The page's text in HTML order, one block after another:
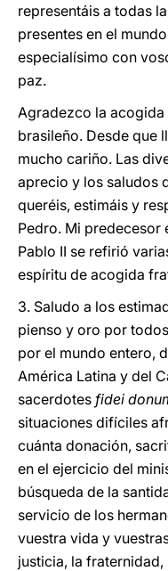
representáis a todas
presentes en el
especialísimo con
paz.
Agradezco la
brasileño. Desde que
mucho cariño. Las
aprecio y los saludos
queréis, estimáis y
Pedro. Mi predecesor
Pablo II se refirió
espíritu de acogida
3. Saludo a los
pienso y oro por
por el mundo entero,
América Latina y del
sacerdotes fidei
situaciones difíciles
cuánta donación,
en el ejercicio del
búsqueda de la
servicio de los
vuestra vida y
justicia, la